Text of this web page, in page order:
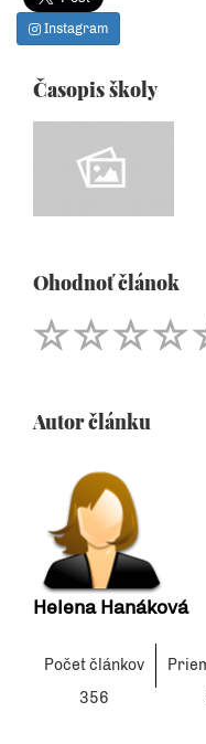
Instagram
Časopis školy
Ohodnoť článok
Autor článku
Helena Hanáková
Počet článkov
356